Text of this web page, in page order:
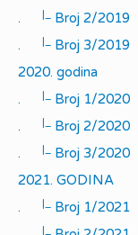
.
|_
Broj 2/2019
.
|_
Broj 3/2019
2020. godina
.
|_
Broj 1/2020
.
|_
Broj 2/2020
.
|_
Broj 3/2020
2021. GODINA
.
|_
Broj 1/2021
|_